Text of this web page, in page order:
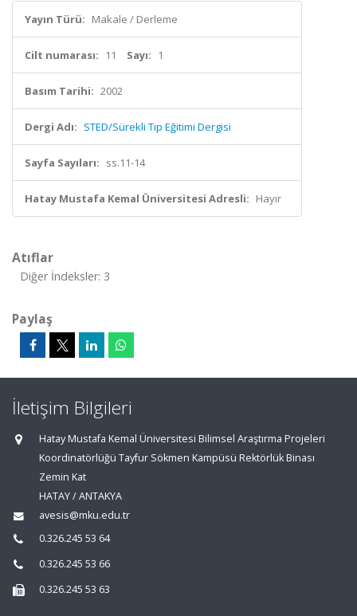
Yayın Türü: Makale / Derleme
Cilt numarası: 11 Sayı: 1
Basım Tarihi: 2002
Dergi Adı: STED/Sürekli Tıp Eğitimi Dergisi
Sayfa Sayıları: ss.11-14
Hatay Mustafa Kemal Üniversitesi Adresli: Hayır
Atıflar
Diğer İndeksler: 3
Paylaş
İletişim Bilgileri
Hatay Mustafa Kemal Üniversitesi Bilimsel Araştırma Projeleri
Koordinatörlüğü Tayfur Sökmen Kampüsü Rektörlük Binası
Zemin Kat
HATAY / ANTAKYA
avesis@mku.edu.tr
0.326.245 53 64
0.326.245 53 66
0.326.245 53 63